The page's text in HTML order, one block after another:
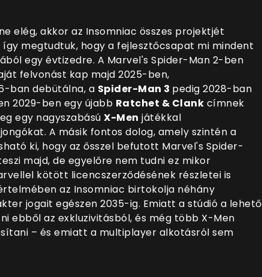
elég, akkor az Insomniac összes projektjét
így megtudtuk, hogy a fejlesztőcsapat mi mindent
egy évtizedre. A Marvel's Spider-Man 2-ben
felvonást kap majd 2025-ben,
ban debütálna, a Spider-Man 3 pedig 2028-ban
2029-ben egy újabb Ratchet & Clank címnek
egy nagyszabású X-Men játékkal
A másik fontos dolog, amely szintén a
ki, hogy az ősszel befutott Marvel's Spider-
majd, de egyelőre nem tudni ez mikor
kötött licencszerződésének részletei is
az Insomniac birtokolja néhány
jogait egészen 2035-ig. Emiatt a stúdió a lehető
ebből az exkluzivitásból, és még több X-Men
– és emiatt a multiplayer alkotásról sem